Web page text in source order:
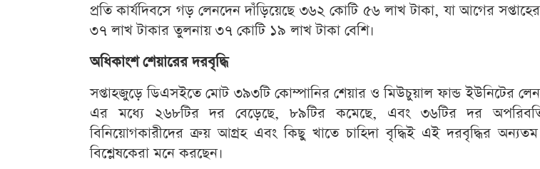
প্রতি কার্যদিবসে গড় লেনদেন দাঁড়িয়েছে ৩৬২ কোটি ৫৬ লাখ টাকা, যা আগের
৩৭ লাখ টাকার তুলনায় ৩৭ কোটি ১৯ লাখ টাকা বেশি।
অধিকাংশ শেয়ারের দরবৃদ্ধি
সপ্তাহজুড়ে ডিএসইতে মোট ৩৯৩টি কোম্পানির শেয়ার ও মিউচুয়াল ফান্ড ইউনিটের
এর মধ্যে ২৬৮টির দর বেড়েছে, ৮৯টির কমেছে, এবং ৩৬টির দর
বিনিয়োগকারীদের ক্রয় আগ্রহ এবং কিছু খাতে চাহিদা বৃদ্ধিই এই দরবৃদ্ধির
বিশ্লেষকেরা মনে করছেন।